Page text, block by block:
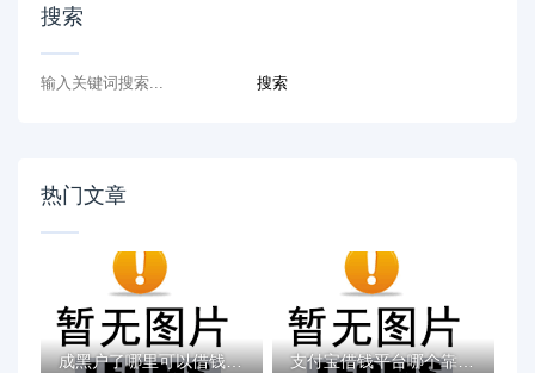
搜索
热门文章
成黑户了哪里可以借钱急用啊，2025五大专属... 支付宝借钱平台哪个靠谱？实测这5款低息灵活...